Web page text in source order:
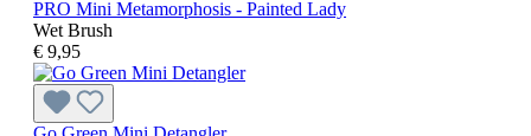
PRO Mini Metamorphosis - Painted Lady
Wet Brush
€ 9,95